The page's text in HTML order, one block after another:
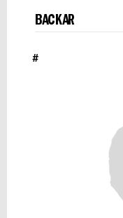
BACKAR
#